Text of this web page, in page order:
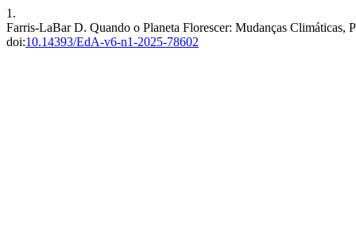
1.
Farris-LaBar D. Quando o Planeta Florescer: Mudanças Climáticas,
doi:10.14393/EdA-v6-n1-2025-78602